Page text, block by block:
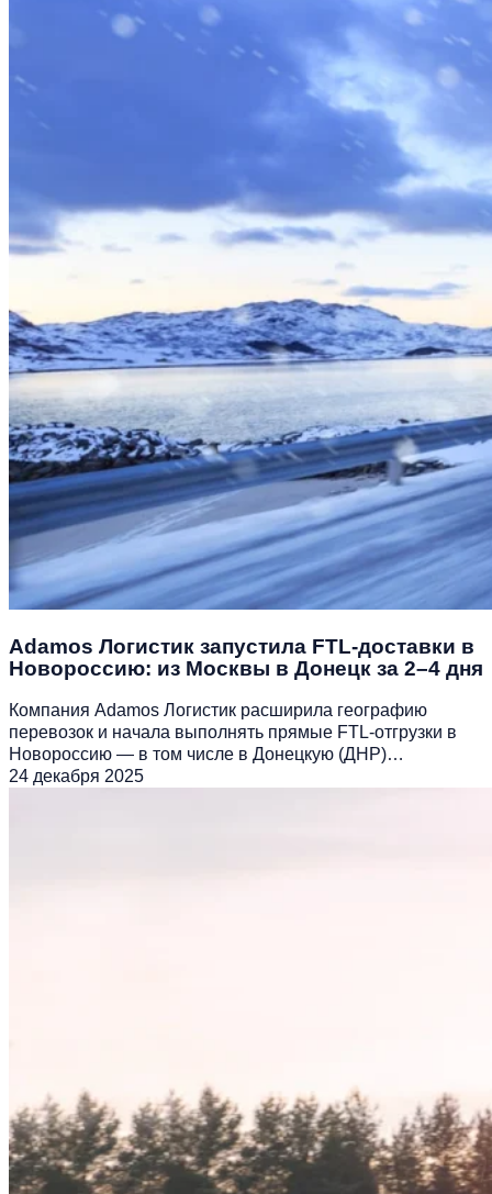
Adamos Логистик запустила FTL-доставки в
Новороссию: из Москвы в Донецк за 2–4 дня
Компания Adamos Логистик расширила географию
перевозок и начала выполнять прямые FTL‑отгрузки в
Новороссию — в том числе в Донецкую (ДНР)…
24 декабря 2025